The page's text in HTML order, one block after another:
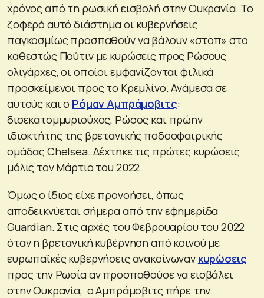
χρόνος από τη ρωσική εισβολή στην Ουκρανία. Το
ζοφερό αυτό διάστημα οι κυβερνήσεις
παγκοσμίως προσπαθούν να βάλουν «στοπ» στο
καθεστώς Πούτιν με κυρώσεις προς Ρώσους
ολιγάρχες, οι οποίοι εμφανίζονται φιλικά
προσκείμενοι προς το Κρεμλίνο. Ανάμεσα σε
αυτούς και ο Ρόμαν Αμπράμοβιτς:
δισεκατομμυριούχος, Ρώσος και πρώην
ιδιοκτήτης της βρετανικής ποδοσφαιρικής
ομάδας Chelsea. Δέχτηκε τις πρώτες κυρώσεις
μόλις τον Μάρτιο του 2022.
Όμως ο ίδιος είχε προνοήσει, όπως
αποδεικνύεται σήμερα από την εφημερίδα
Guardian. Στις αρχές του Φεβρουαρίου του 2022
όταν η βρετανική κυβέρνηση από κοινού με
ευρωπαϊκές κυβερνήσεις ανακοίνωναν κυρώσεις
προς την Ρωσία αν προσπαθούσε να εισβάλει
στην Ουκρανία, ο Αμπράμοβιτς πήρε την